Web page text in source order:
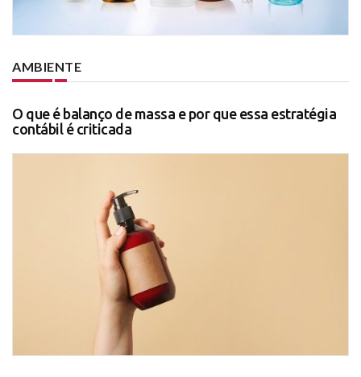
AMBIENTE
O que é balanço de massa e por que essa estratégia
contábil é criticada